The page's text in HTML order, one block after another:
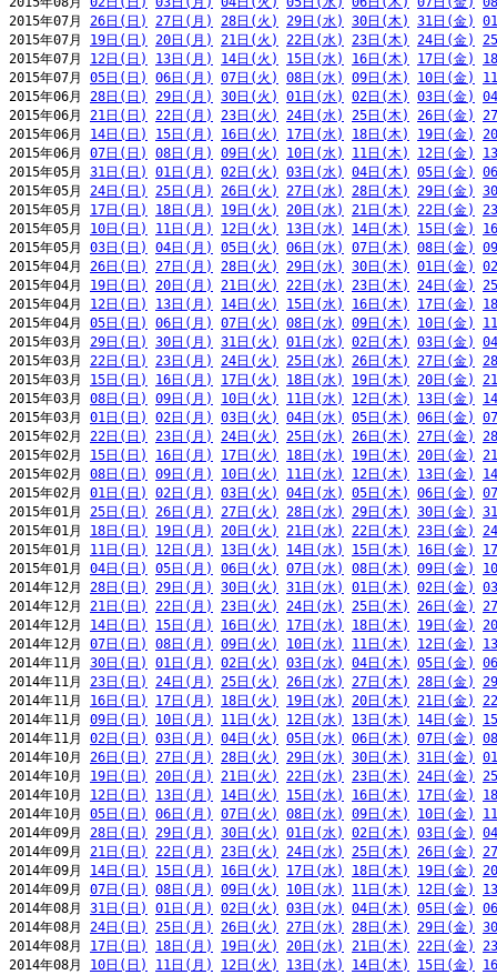
2015年07月 26日(日) 27日(月) 28日(火) 29日(水) 30日(木) 31日(金)
2015年07月 19日(日) 20日(月) 21日(火) 22日(水) 23日(木) 24日(金)
2015年07月 12日(日) 13日(月) 14日(火) 15日(水) 16日(木) 17日(金)
2015年07月 05日(日) 06日(月) 07日(火) 08日(水) 09日(木) 10日(金)
2015年06月 28日(日) 29日(月) 30日(火) 01日(水) 02日(木) 03日(金)
2015年06月 21日(日) 22日(月) 23日(火) 24日(水) 25日(木) 26日(金)
2015年06月 14日(日) 15日(月) 16日(火) 17日(水) 18日(木) 19日(金)
2015年06月 07日(日) 08日(月) 09日(火) 10日(水) 11日(木) 12日(金)
2015年05月 31日(日) 01日(月) 02日(火) 03日(水) 04日(木) 05日(金)
2015年05月 24日(日) 25日(月) 26日(火) 27日(水) 28日(木) 29日(金)
2015年05月 17日(日) 18日(月) 19日(火) 20日(水) 21日(木) 22日(金)
2015年05月 10日(日) 11日(月) 12日(火) 13日(水) 14日(木) 15日(金)
2015年05月 03日(日) 04日(月) 05日(火) 06日(水) 07日(木) 08日(金)
2015年04月 26日(日) 27日(月) 28日(火) 29日(水) 30日(木) 01日(金)
2015年04月 19日(日) 20日(月) 21日(火) 22日(水) 23日(木) 24日(金)
2015年04月 12日(日) 13日(月) 14日(火) 15日(水) 16日(木) 17日(金)
2015年04月 05日(日) 06日(月) 07日(火) 08日(水) 09日(木) 10日(金)
2015年03月 29日(日) 30日(月) 31日(火) 01日(水) 02日(木) 03日(金)
2015年03月 22日(日) 23日(月) 24日(火) 25日(水) 26日(木) 27日(金)
2015年03月 15日(日) 16日(月) 17日(火) 18日(水) 19日(木) 20日(金)
2015年03月 08日(日) 09日(月) 10日(火) 11日(水) 12日(木) 13日(金)
2015年03月 01日(日) 02日(月) 03日(火) 04日(水) 05日(木) 06日(金)
2015年02月 22日(日) 23日(月) 24日(火) 25日(水) 26日(木) 27日(金)
2015年02月 15日(日) 16日(月) 17日(火) 18日(水) 19日(木) 20日(金)
2015年02月 08日(日) 09日(月) 10日(火) 11日(水) 12日(木) 13日(金)
2015年02月 01日(日) 02日(月) 03日(火) 04日(水) 05日(木) 06日(金)
2015年01月 25日(日) 26日(月) 27日(火) 28日(水) 29日(木) 30日(金)
2015年01月 18日(日) 19日(月) 20日(火) 21日(水) 22日(木) 23日(金)
2015年01月 11日(日) 12日(月) 13日(火) 14日(水) 15日(木) 16日(金)
2015年01月 04日(日) 05日(月) 06日(火) 07日(水) 08日(木) 09日(金)
2014年12月 28日(日) 29日(月) 30日(火) 31日(水) 01日(木) 02日(金)
2014年12月 21日(日) 22日(月) 23日(火) 24日(水) 25日(木) 26日(金)
2014年12月 14日(日) 15日(月) 16日(火) 17日(水) 18日(木) 19日(金)
2014年12月 07日(日) 08日(月) 09日(火) 10日(水) 11日(木) 12日(金)
2014年11月 30日(日) 01日(月) 02日(火) 03日(水) 04日(木) 05日(金)
2014年11月 23日(日) 24日(月) 25日(火) 26日(水) 27日(木) 28日(金)
2014年11月 16日(日) 17日(月) 18日(火) 19日(水) 20日(木) 21日(金)
2014年11月 09日(日) 10日(月) 11日(火) 12日(水) 13日(木) 14日(金)
2014年11月 02日(日) 03日(月) 04日(火) 05日(水) 06日(木) 07日(金)
2014年10月 26日(日) 27日(月) 28日(火) 29日(水) 30日(木) 31日(金)
2014年10月 19日(日) 20日(月) 21日(火) 22日(水) 23日(木) 24日(金)
2014年10月 12日(日) 13日(月) 14日(火) 15日(水) 16日(木) 17日(金)
2014年10月 05日(日) 06日(月) 07日(火) 08日(水) 09日(木) 10日(金)
2014年09月 28日(日) 29日(月) 30日(火) 01日(水) 02日(木) 03日(金)
2014年09月 21日(日) 22日(月) 23日(火) 24日(水) 25日(木) 26日(金)
2014年09月 14日(日) 15日(月) 16日(火) 17日(水) 18日(木) 19日(金)
2014年09月 07日(日) 08日(月) 09日(火) 10日(水) 11日(木) 12日(金)
2014年08月 31日(日) 01日(月) 02日(火) 03日(水) 04日(木) 05日(金)
2014年08月 24日(日) 25日(月) 26日(火) 27日(水) 28日(木) 29日(金)
2014年08月 17日(日) 18日(月) 19日(火) 20日(水) 21日(木) 22日(金)
2014年08月 10日(日) 11日(月) 12日(火) 13日(水) 14日(木) 15日(金)